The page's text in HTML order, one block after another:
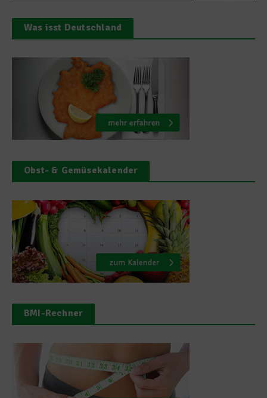
Was isst Deutschland
Obst- & Gemüsekalender
BMI-Rechner